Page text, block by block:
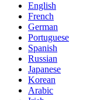
English
French
German
Portuguese
Spanish
Russian
Japanese
Korean
Arabic